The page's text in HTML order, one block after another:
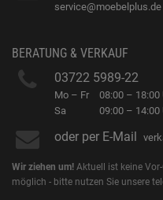
service@moebelplus.de
BERATUNG & VERKAUF
03722 5989-22
Mo – Fr
Sa
08:00 – 18:00
09:00 – 14:00
oder per E-Mail
Wir ziehen um! Aktuell ist keine
möglich - bitte nutzen Sie unsere